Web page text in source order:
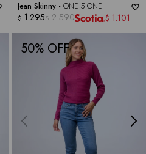
Jean Skinny - ONE 5 ONE
$ 1.295$ 2.590 $ 1.101
50